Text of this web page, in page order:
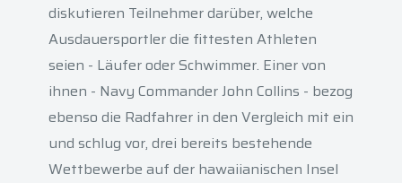
diskutieren Teilnehmer darüber, welche
Ausdauersportler die fittesten Athleten
seien - Läufer oder Schwimmer. Einer von
ihnen - Navy Commander John Collins - bezog
ebenso die Radfahrer in den Vergleich mit ein
und schlug vor, drei bereits bestehende
Wettbewerbe auf der hawaiianischen Insel